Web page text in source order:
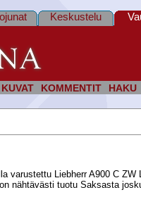
KUVAT KOMMENTIT HAKU
Keskustelu
varustettu Liebherr A900 C ZW
nähtävästi tuotu Saksasta